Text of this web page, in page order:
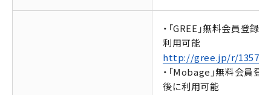
・「GREE」無料会員登録
利用可能
http://gree.jp/r/
・「Mobage」無料会員登
後に利用可能